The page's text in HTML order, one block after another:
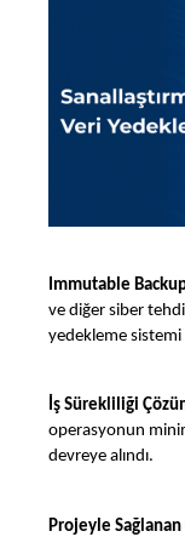
Immutable
ve diğer siber
yedekleme
İş Sürekliliği
operasyonun
devreye alındı.
Projeyle